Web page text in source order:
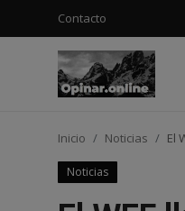
Contacto
Acceso
Inicio Noticias El
Noticias